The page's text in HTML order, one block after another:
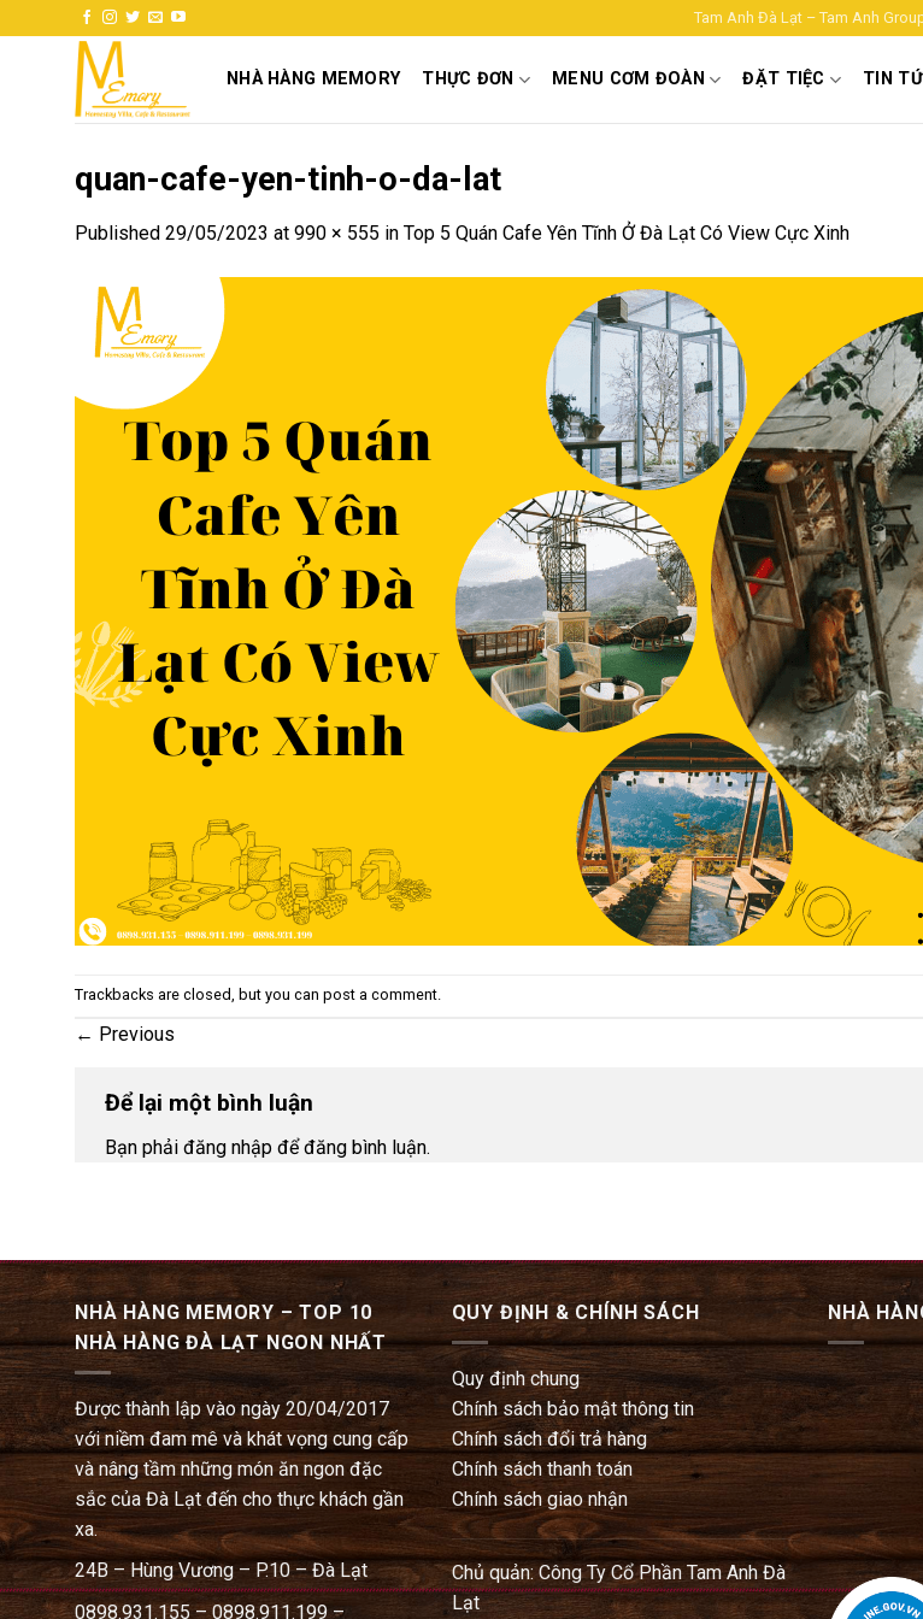
to
Tam Anh Đà Lạt – Tam Anh
NHÀ HÀNG MEMORY THỰC ĐƠN MENU CƠM ĐOÀN ĐẶT TIỆC TIN
quan-cafe-yen-tinh-o-da-lat
Published 29/05/2023 at 990 × 555 in Top 5 Quán Cafe Yên Tĩnh Ở Đà Lạt Có View Cực Xinh
Trackbacks are closed, but you can post a comment
← Previous
Để lại một bình luận
Bạn phải đăng nhập để đăng bình luận.
NHÀ HÀNG MEMORY – TOP 10
NHÀ HÀNG ĐÀ LẠT NGON NHẤT
Được thành lập vào ngày 20/04/2017
với niềm đam mê và khát vọng cung cấp
và nâng tầm những món ăn ngon đặc
sắc của Đà Lạt đến cho thực khách gần
xa.
24B – Hùng Vương – P.10 – Đà Lạt
0898.931.155 – 0898.911.199 –
QUY ĐỊNH & CHÍNH SÁCH
Quy định chung
Chính sách bảo mật thông tin
Chính sách đổi trả hàng
Chính sách thanh toán
Chính sách giao nhận
Chủ quản: Công Ty Cổ Phần Tam Anh Đà
Lạt
NHÀ